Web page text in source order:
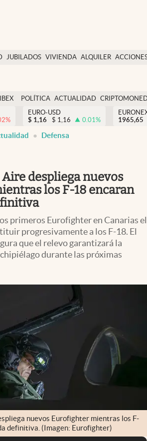
JUBILADOS VIVIENDA ALQUILER
USA
IBEX
EURO
POLÍTICA ACTUALIDAD
%
EURO-USD
$ 1,16 $ 1,16 0.01%
1965,65
Defensa
despliega nuevos
los F-18 encaran
primeros Eurofighter en Canarias el
progresivamente a los F-18. El
que el relevo garantizará la
durante las próximas
nuevos Eurofighter mientras los F-
definitiva. (Imagen: Eurofighter)